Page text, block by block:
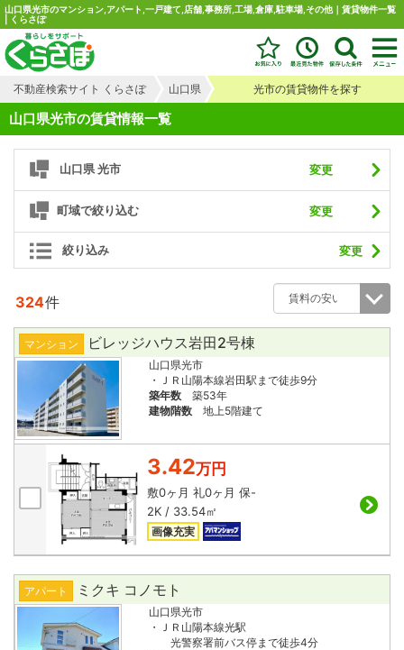
山口県光市のマンション,アパート,一戸建て,店舗,事務所,工場,倉庫,駐車場,その他｜賃貸物件一覧
| くらさぽ
不動産検索サイト くらさぽ 山口県 光市の賃貸物件を探す
山口県光市の賃貸情報一覧
324件
マンション ビレッジハウス岩田2号棟
山口県光市
・ＪＲ山陽本線岩田駅まで徒歩9分
築年数
築53年
建物階数
地上5階建て
3.42万円
敷0ヶ月 礼0ヶ月 保-
2K / 33.54㎡
画像充実
アパート ミクキ コノモト
山口県光市
・ＪＲ山陽本線光駅
光警察署前バス停まで徒歩4分
山口県 光市 変更
町域で絞り込む 変更
絞り込み 変更